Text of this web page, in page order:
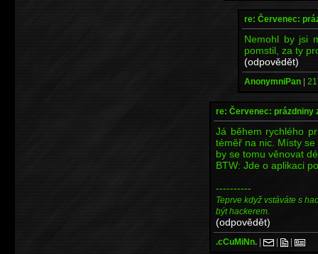
re: Červenec:
Nemohl by jsi
pomstil, za ty
(odpovědět)
AnonymniPan |
re: Červenec: prázdniny
Já během rychlého
téměř na nic. Místy
by se tomu věnovat
BTW: Jde o aplikaci
----------
Teprve když vstáváte s
být hackerem.
(odpovědět)
.cCuMiNn. | | |